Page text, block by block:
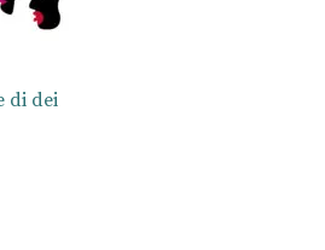
di dei